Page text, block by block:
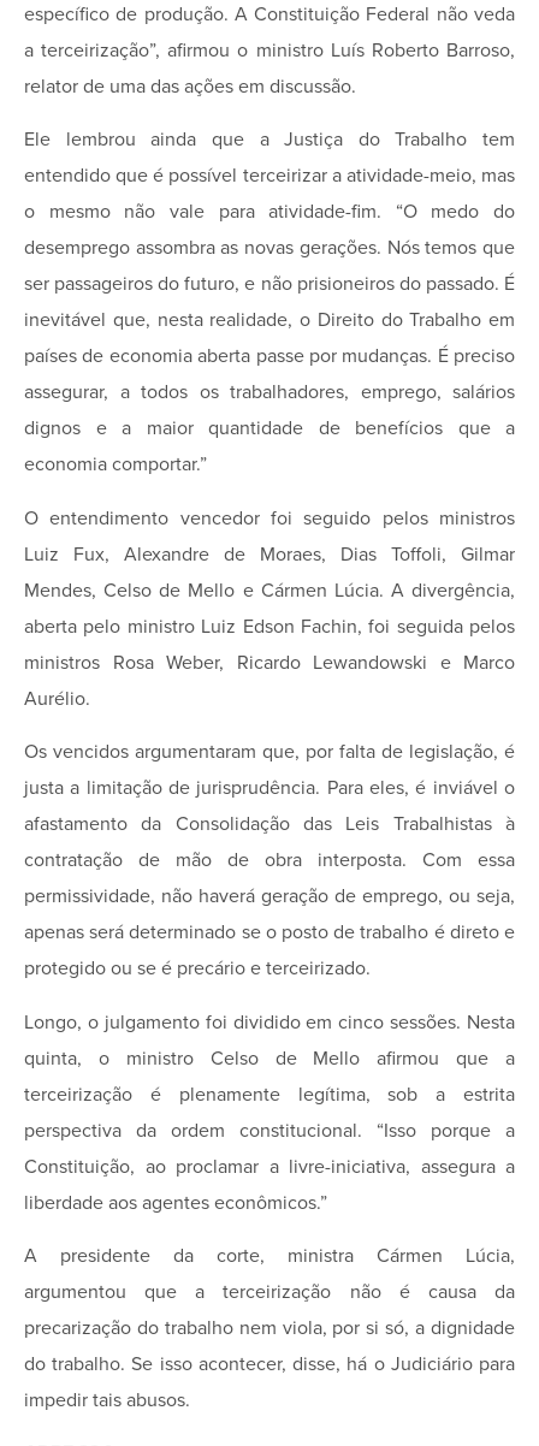
específico de produção. A Constituição Federal não veda
a terceirização”, afirmou o ministro Luís Roberto Barroso,
relator de uma das ações em discussão.
Ele lembrou ainda que a Justiça do Trabalho tem
entendido que é possível terceirizar a atividade-meio, mas
o mesmo não vale para atividade-fim. “O medo do
desemprego assombra as novas gerações. Nós temos que
ser passageiros do futuro, e não prisioneiros do passado. É
inevitável que, nesta realidade, o Direito do Trabalho em
países de economia aberta passe por mudanças. É preciso
assegurar, a todos os trabalhadores, emprego, salários
dignos e a maior quantidade de benefícios que a
economia comportar.”
O entendimento vencedor foi seguido pelos ministros
Luiz Fux, Alexandre de Moraes, Dias Toffoli, Gilmar
Mendes, Celso de Mello e Cármen Lúcia. A divergência,
aberta pelo ministro Luiz Edson Fachin, foi seguida pelos
ministros Rosa Weber, Ricardo Lewandowski e Marco
Aurélio.
Os vencidos argumentaram que, por falta de legislação, é
justa a limitação de jurisprudência. Para eles, é inviável o
afastamento da Consolidação das Leis Trabalhistas à
contratação de mão de obra interposta. Com essa
permissividade, não haverá geração de emprego, ou seja,
apenas será determinado se o posto de trabalho é direto e
protegido ou se é precário e terceirizado.
Longo, o julgamento foi dividido em cinco sessões. Nesta
quinta, o ministro Celso de Mello afirmou que a
terceirização é plenamente legítima, sob a estrita
perspectiva da ordem constitucional. “Isso porque a
Constituição, ao proclamar a livre-iniciativa, assegura a
liberdade aos agentes econômicos.”
A presidente da corte, ministra Cármen Lúcia,
argumentou que a terceirização não é causa da
precarização do trabalho nem viola, por si só, a dignidade
do trabalho. Se isso acontecer, disse, há o Judiciário para
impedir tais abusos.